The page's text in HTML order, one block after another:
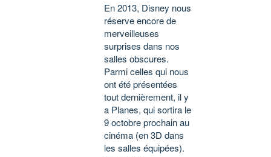
En 2013, Disney nous
réserve encore de
merveilleuses
surprises dans nos
salles obscures.
Parmi celles qui nous
ont été présentées
tout dernièrement, il y
a Planes, qui sortira le
9 octobre prochain au
cinéma (en 3D dans
les salles équipées).